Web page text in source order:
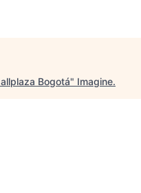
Bogotá" Imagine.